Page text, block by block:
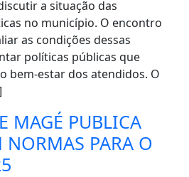
a situação das
no município. O encontro
as condições dessas
políticas públicas que
bem-estar dos atendidos. O
MAGÉ PUBLICA
NORMAS PARA O